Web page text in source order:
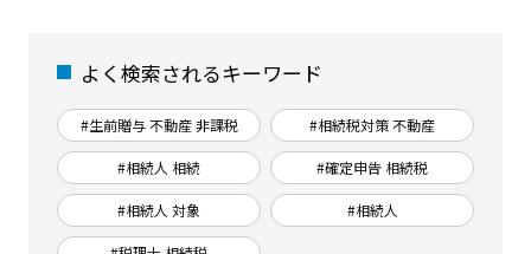
よく検索されるキーワード
#生前贈与 不動産 非課税 #相続税対策 不動産
#相続人 相続 #確定申告 相続税
#相続人 対象 #相続人